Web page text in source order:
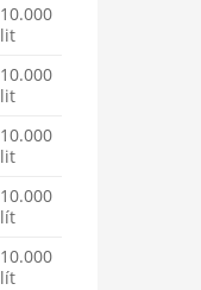
10.000
lit
10.000
lit
10.000
lit
10.000
lít
10.000
lít